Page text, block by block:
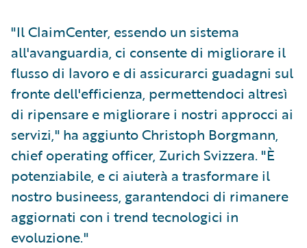
"Il ClaimCenter, essendo un sistema
all'avanguardia, ci consente di migliorare il
flusso di lavoro e di assicurarci guadagni sul
fronte dell'efficienza, permettendoci altresì
di ripensare e migliorare i nostri approcci ai
servizi," ha aggiunto Christoph Borgmann,
chief operating officer, Zurich Svizzera. "È
potenziabile, e ci aiuterà a trasformare il
nostro busineess, garantendoci di rimanere
aggiornati con i trend tecnologici in
evoluzione."